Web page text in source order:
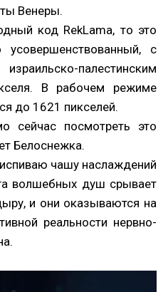
Венеры.
код RekLama, то это
усовершенствованный, с
палестинским
В рабочем режиме
до 1621 пикселей.
посмотреть это
Белоснежка.
чашу наслаждений
волшебных душ срывает
и они оказываются на
реальности нервно-